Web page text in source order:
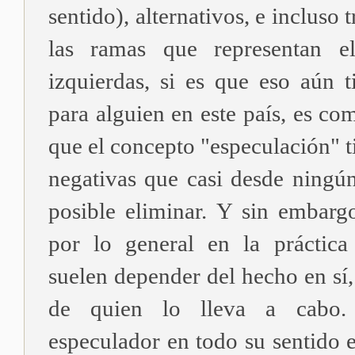
sentido), alternativos, e incluso
las ramas que representan
izquierdas, si es que eso aún
para alguien en este país, es
que el concepto "especulación"
negativas que casi desde
posible eliminar. Y sin
por lo general en la práctica
suelen depender del hecho en
de quien lo lleva a cabo.
especulador en todo su sentido